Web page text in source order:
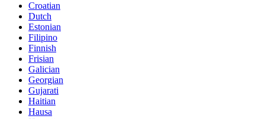
Croatian
Dutch
Estonian
Filipino
Finnish
Frisian
Galician
Georgian
Gujarati
Haitian
Hausa